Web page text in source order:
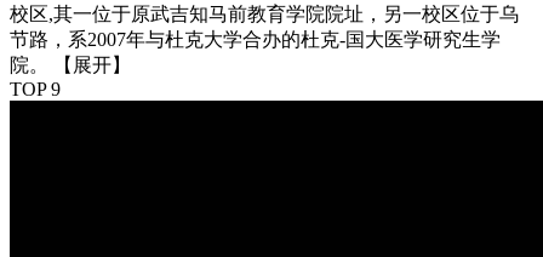
校区,其一位于原武吉知马前教育学院院址，另一校区位于乌
节路，系2007年与杜克大学合办的杜克-国大医学研究生学
院。
【展开】
TOP 9